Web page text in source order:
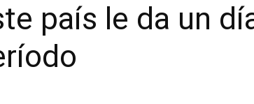
país le da un